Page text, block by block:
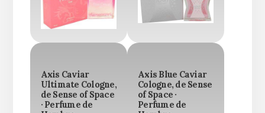
Axis Caviar
Ultimate Cologne,
de Sense of Space
· Perfume de
Axis Blue Caviar
Cologne, de Sense
of Space ·
Perfume de